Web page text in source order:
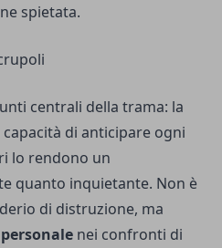
spietata.
centrali della trama: la
di anticipare ogni
lo rendono un
quanto inquietante. Non è
di distruzione, ma
nei confronti di